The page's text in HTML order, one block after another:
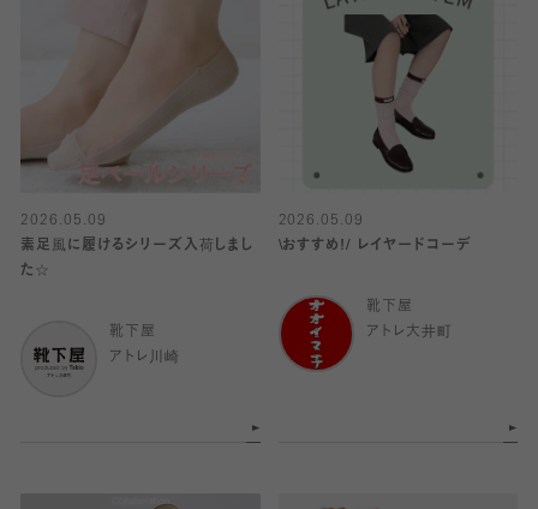
2026.05.09
素足風に履けるシリーズ入荷しまし
た☆
靴下屋
アトレ川崎
2026.05.09
\おすすめ!/ レイヤードコーデ
靴下屋
アトレ大井町